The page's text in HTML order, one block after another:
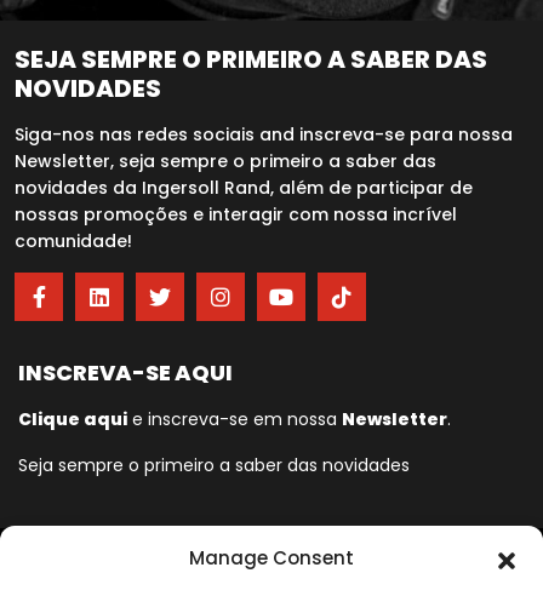
Manage Consent
SEJA SEMPRE O PRIMEIRO A SABER DAS
NOVIDADES
Siga-nos nas redes sociais and inscreva-se para nossa
Newsletter, seja sempre o primeiro a saber das
novidades da Ingersoll Rand, além de participar de
nossas promoções e interagir com nossa incrível
comunidade!
INSCREVA-SE AQUI
Clique aqui e inscreva-se em nossa Newsletter.
Seja sempre o primeiro a saber das novidades
A Ingersoll Rand© está empenhada em ajudar a tornar a vida